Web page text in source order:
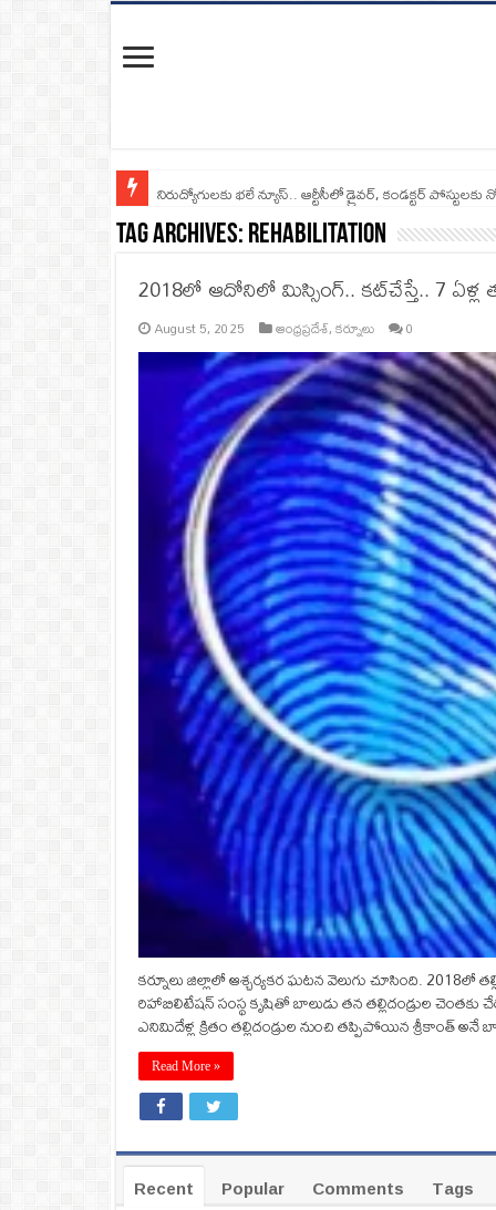
నిరుద్యోగులకు భలే న్యూస్.. ఆర్టీసీలో డ్రైవర్, కండక్టర్‌
Tag Archives: Rehabilitation
2018లో ఆదోనిలో మిస్సింగ్‌.. కట్‌చేస్తే.. 7
August 5, 2025 ఆంధ్రప్రదేశ్,కర్నూలు 0
కర్నూలు జిల్లాలో ఆశ్చర్యకర ఘటన వెలుగు చూసింది. 2018లో
రిహాబిలిటేషన్ సంస్థ కృషితో బాలుడు తన తల్లిదండ్రుల చెంతకు
ఎనిమిదేళ్ల క్రితం తల్లిదండ్రుల నుంచి తప్పిపోయిన శ్రీకాంత్
Read More »
Recent Popular Comments
Tags